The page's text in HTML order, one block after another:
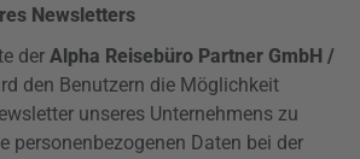
Newsletters
der Alpha Reisebüro Partner GmbH /
den Benutzern die Möglichkeit
unseres Unternehmens zu
personenbezogenen Daten bei der